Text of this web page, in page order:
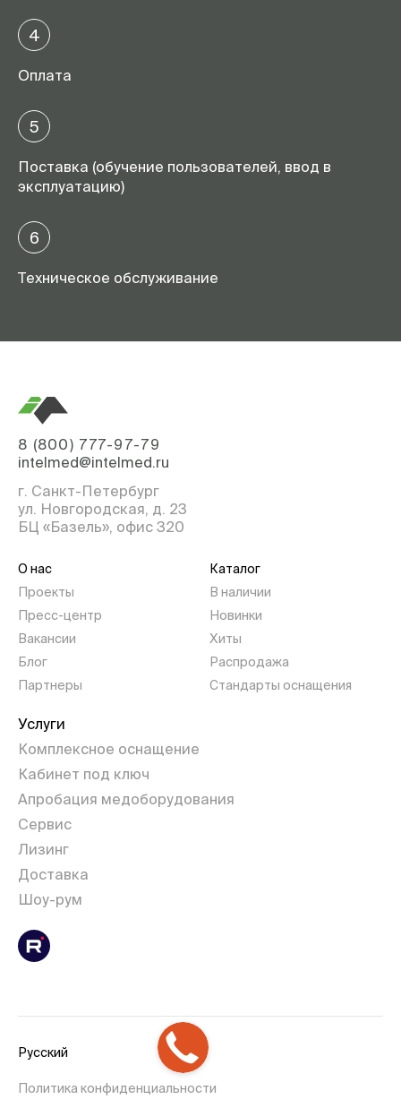
4
Оплата
5
Поставка (обучение пользователей, ввод в
эксплуатацию)
6
Техническое обслуживание
8 (800) 777-97-79
intelmed@intelmed.ru
г. Санкт-Петербург
ул. Новгородская, д. 23
БЦ «Базель», офис 320
О нас
Проекты
Пресс-центр
Вакансии
Блог
Партнеры
Каталог
В наличии
Новинки
Хиты
Распродажа
Стандарты оснащения
Услуги
Комплексное оснащение
Кабинет под ключ
Апробация медоборудования
Сервис
Лизинг
Доставка
Шоу-рум
Русский
Политика конфиденциальности